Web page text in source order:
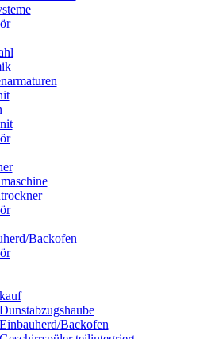
Backofen
Dunstabzugshaube
Einbauherd/Backofen